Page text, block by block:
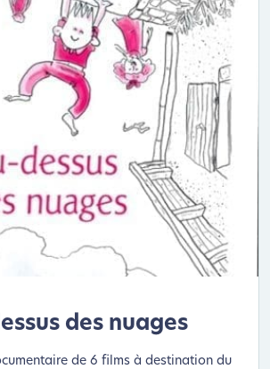
des nuages
de 6 films à destination du